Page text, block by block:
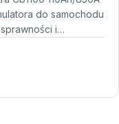
do samochodu
i